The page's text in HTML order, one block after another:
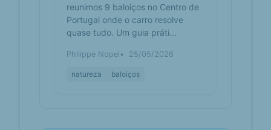
reunimos 9 baloiços no Centro de
Portugal onde o carro resolve
quase tudo. Um guia práti...
Philippe Nopel 25/05/2026
natureza baloiços